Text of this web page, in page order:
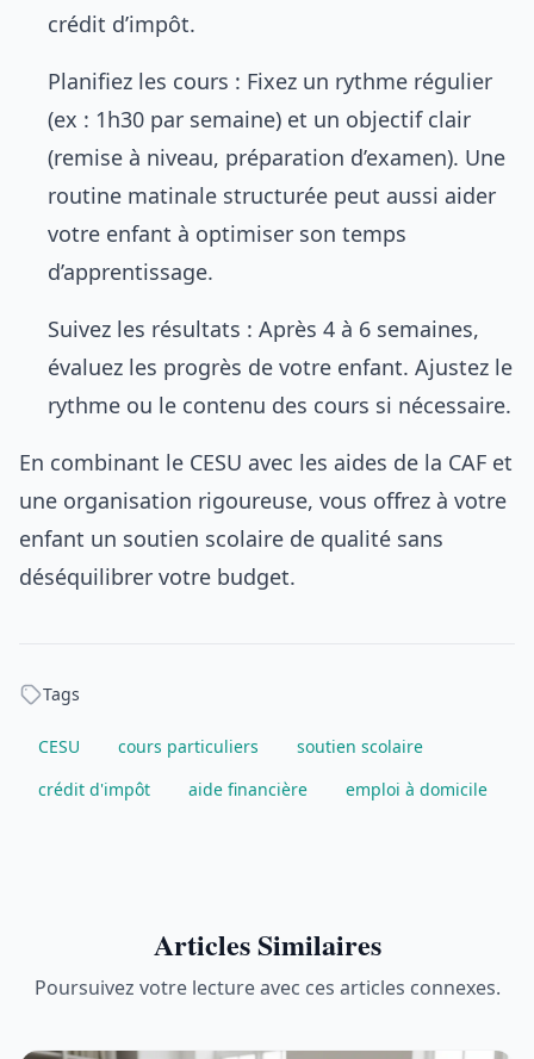
crédit d’impôt.
Planifiez les cours : Fixez un rythme régulier
(ex : 1h30 par semaine) et un objectif clair
(remise à niveau, préparation d’examen). Une
routine matinale structurée peut aussi aider
votre enfant à optimiser son temps
d’apprentissage.
Suivez les résultats : Après 4 à 6 semaines,
évaluez les progrès de votre enfant. Ajustez le
rythme ou le contenu des cours si nécessaire.
En combinant le CESU avec les aides de la CAF et
une organisation rigoureuse, vous offrez à votre
enfant un soutien scolaire de qualité sans
déséquilibrer votre budget.
Tags
CESU cours particuliers
soutien scolaire
crédit d'impôt
aide financière emploi à domicile
Articles Similaires
Poursuivez votre lecture avec ces articles connexes.